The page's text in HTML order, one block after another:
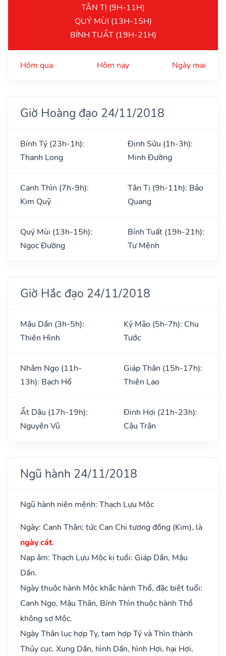
TÂN TỊ (9H-11H)
QUÝ MÙI (13H-15H)
BÍNH TUẤT (19H-21H)
Hôm qua Hôm nay Ngày mai
Giờ Hoàng đạo 24/11/2018
Bính Tý (23h-1h):
Thanh Long
Đinh Sửu (1h-3h):
Minh Đường
Canh Thìn (7h-9h):
Kim Quỹ
Tân Tị (9h-11h): Bảo
Quang
Quý Mùi (13h-15h):
Ngọc Đường
Bính Tuất (19h-21h):
Tư Mệnh
Giờ Hắc đạo 24/11/2018
Mậu Dần (3h-5h):
Thiên Hình
Kỷ Mão (5h-7h): Chu
Tước
Nhâm Ngọ (11h-
13h): Bạch Hổ
Giáp Thân (15h-17h):
Thiên Lao
Ất Dậu (17h-19h):
Nguyên Vũ
Đinh Hợi (21h-23h):
Câu Trận
Ngũ hành 24/11/2018
Ngũ hành niên mệnh: Thạch Lựu Mộc
Ngày: Canh Thân; tức Can Chi tương đồng (Kim), là
ngày cát.
Nạp âm: Thạch Lựu Mộc kị tuổi: Giáp Dần, Mậu
Dần.
Ngày thuộc hành Mộc khắc hành Thổ, đặc biệt tuổi:
Canh Ngọ, Mậu Thân, Bính Thìn thuộc hành Thổ
không sợ Mộc.
Ngày Thân lục hợp Tỵ, tam hợp Tý và Thìn thành
Thủy cục. Xung Dần, hình Dần, hình Hợi, hại Hợi,